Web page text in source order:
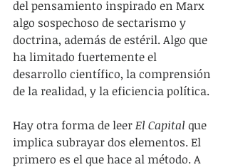
del pensamiento inspirado en Marx
algo sospechoso de sectarismo y
doctrina, además de estéril. Algo que
ha limitado fuertemente el
desarrollo científico, la comprensión
de la realidad, y la eficiencia política.
Hay otra forma de leer El Capital que
implica subrayar dos elementos. El
primero es el que hace al método. A